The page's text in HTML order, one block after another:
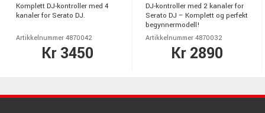
Komplett DJ-kontroller med 4
kanaler for Serato DJ.
Artikkelnummer 4870042
Kr 3450
DJ-kontroller med 2 kanaler for
Serato DJ – Komplett og perfekt
begynnermodell!
Artikkelnummer 4870032
Kr 2890